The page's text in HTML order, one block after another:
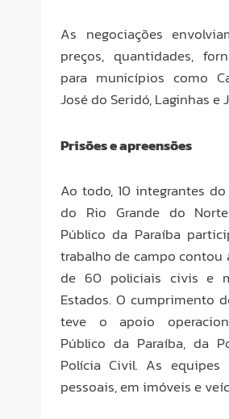
As negociações
preços, quantidades,
para municípios como
José do Seridó, Laginhas e
Prisões e apreensões
Ao todo, 10 integrantes
do Rio Grande do
Público da Paraíba
trabalho de campo contou
de 60 policiais civis e
Estados. O cumprimento
teve o apoio
Público da Paraíba, da
Polícia Civil. As equipes
pessoais, em imóveis e